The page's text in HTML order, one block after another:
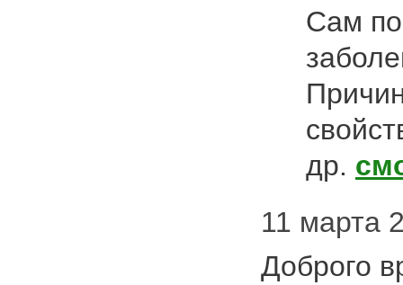
Сам по
др.
11 марта
Доброго